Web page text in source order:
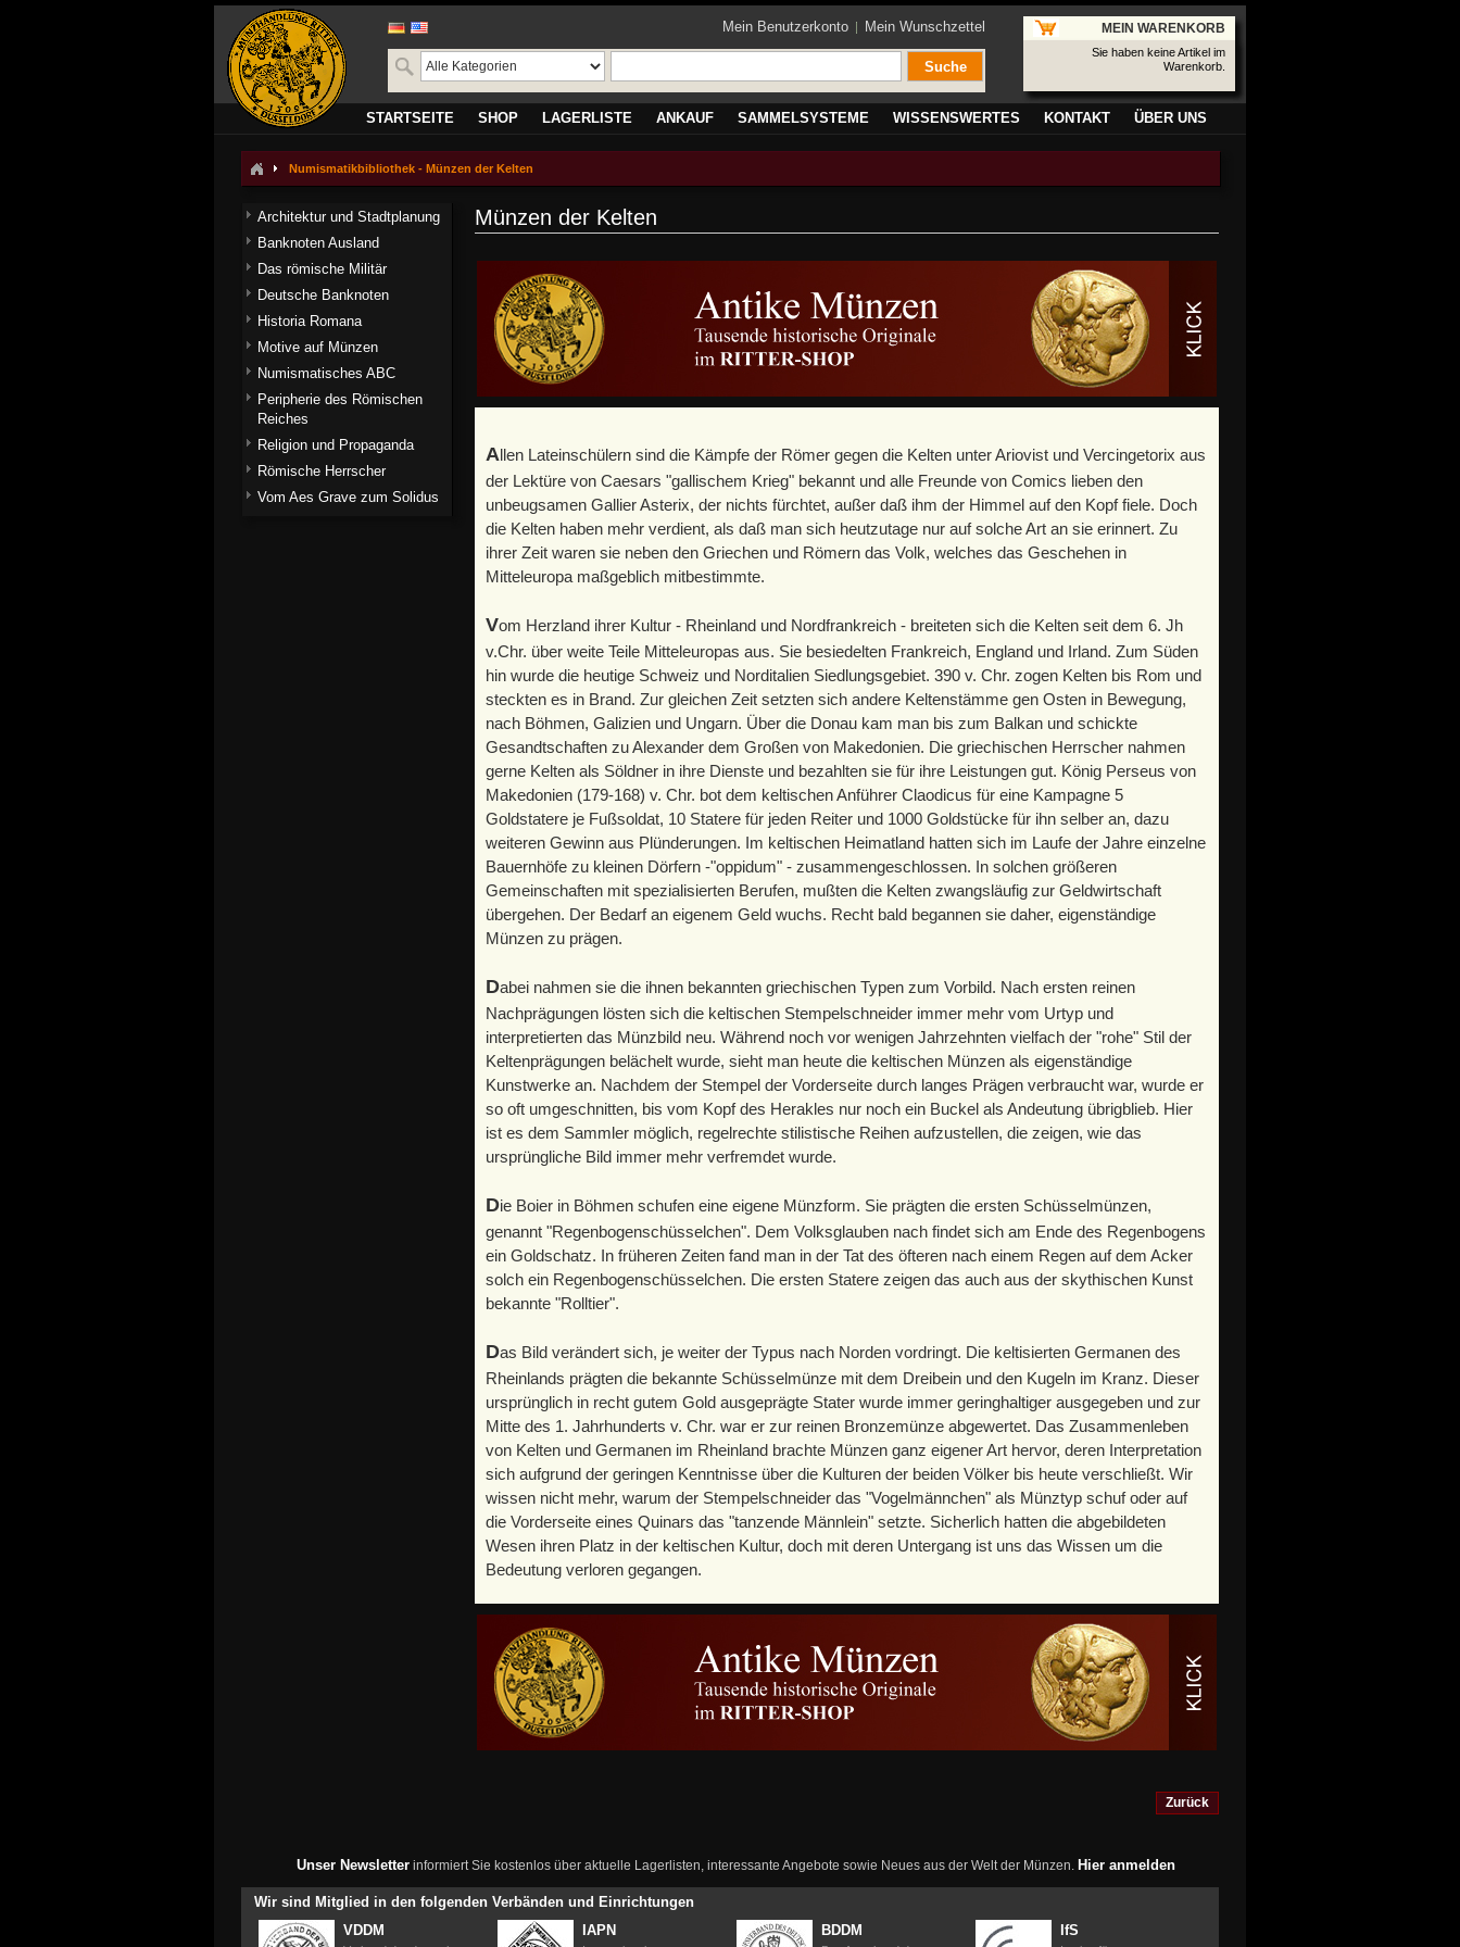
Mein Benutzerkonto Mein Wunschzettel
Suche
MEIN WARENKORB
Sie haben keine Artikel im
Warenkorb.
STARTSEITE SHOP LAGERLISTE ANKAUF SAMMELSYSTEME WISSENSWERTES KONTAKT ÜBER UNS
Numismatikbibliothek - Münzen der Kelten
Münzen der Kelten
A llen Lateinschülern sind die Kämpfe der Römer gegen die Kelten unter Ariovist und Vercingetorix aus
der Lektüre von Caesars "gallischem Krieg" bekannt und alle Freunde von Comics lieben den
unbeugsamen Gallier Asterix, der nichts fürchtet, außer daß ihm der Himmel auf den Kopf fiele. Doch
die Kelten haben mehr verdient, als daß man sich heutzutage nur auf solche Art an sie erinnert. Zu
ihrer Zeit waren sie neben den Griechen und Römern das Volk, welches das Geschehen in
Mitteleuropa maßgeblich mitbestimmte.
Vom Herzland ihrer Kultur - Rheinland und Nordfrankreich - breiteten sich die Kelten seit dem 6. Jh
v.Chr. über weite Teile Mitteleuropas aus. Sie besiedelten Frankreich, England und Irland. Zum Süden
hin wurde die heutige Schweiz und Norditalien Siedlungsgebiet. 390 v. Chr. zogen Kelten bis Rom und
steckten es in Brand. Zur gleichen Zeit setzten sich andere Keltenstämme gen Osten in Bewegung,
nach Böhmen, Galizien und Ungarn. Über die Donau kam man bis zum Balkan und schickte
Gesandtschaften zu Alexander dem Großen von Makedonien. Die griechischen Herrscher nahmen
gerne Kelten als Söldner in ihre Dienste und bezahlten sie für ihre Leistungen gut. König Perseus von
Makedonien (179-168) v. Chr. bot dem keltischen Anführer Claodicus für eine Kampagne 5
Goldstatere je Fußsoldat, 10 Statere für jeden Reiter und 1000 Goldstücke für ihn selber an, dazu
weiteren Gewinn aus Plünderungen. Im keltischen Heimatland hatten sich im Laufe der Jahre einzelne
Bauernhöfe zu kleinen Dörfern -"oppidum" - zusammengeschlossen. In solchen größeren
Gemeinschaften mit spezialisierten Berufen, mußten die Kelten zwangsläufig zur Geldwirtschaft
übergehen. Der Bedarf an eigenem Geld wuchs. Recht bald begannen sie daher, eigenständige
Münzen zu prägen.
Dabei nahmen sie die ihnen bekannten griechischen Typen zum Vorbild. Nach ersten reinen
Nachprägungen lösten sich die keltischen Stempelschneider immer mehr vom Urtyp und
interpretierten das Münzbild neu. Während noch vor wenigen Jahrzehnten vielfach der "rohe" Stil der
Keltenprägungen belächelt wurde, sieht man heute die keltischen Münzen als eigenständige
Kunstwerke an. Nachdem der Stempel der Vorderseite durch langes Prägen verbraucht war, wurde er
so oft umgeschnitten, bis vom Kopf des Herakles nur noch ein Buckel als Andeutung übrigblieb. Hier
ist es dem Sammler möglich, regelrechte stilistische Reihen aufzustellen, die zeigen, wie das
ursprüngliche Bild immer mehr verfremdet wurde.
Die Boier in Böhmen schufen eine eigene Münzform. Sie prägten die ersten Schüsselmünzen,
genannt "Regenbogenschüsselchen". Dem Volksglauben nach findet sich am Ende des Regenbogens
ein Goldschatz. In früheren Zeiten fand man in der Tat des öfteren nach einem Regen auf dem Acker
solch ein Regenbogenschüsselchen. Die ersten Statere zeigen das auch aus der skythischen Kunst
bekannte "Rolltier".
Das Bild verändert sich, je weiter der Typus nach Norden vordringt. Die keltisierten Germanen des
Rheinlands prägten die bekannte Schüsselmünze mit dem Dreibein und den Kugeln im Kranz. Dieser
ursprünglich in recht gutem Gold ausgeprägte Stater wurde immer geringhaltiger ausgegeben und zur
Mitte des 1. Jahrhunderts v. Chr. war er zur reinen Bronzemünze abgewertet. Das Zusammenleben
von Kelten und Germanen im Rheinland brachte Münzen ganz eigener Art hervor, deren Interpretation
sich aufgrund der geringen Kenntnisse über die Kulturen der beiden Völker bis heute verschließt. Wir
wissen nicht mehr, warum der Stempelschneider das "Vogelmännchen" als Münztyp schuf oder auf
die Vorderseite eines Quinars das "tanzende Männlein" setzte. Sicherlich hatten die abgebildeten
Wesen ihren Platz in der keltischen Kultur, doch mit deren Untergang ist uns das Wissen um die
Bedeutung verloren gegangen.
Zurück
Architektur und Stadtplanung
Banknoten Ausland
Das römische Militär
Deutsche Banknoten
Historia Romana
Motive auf Münzen
Numismatisches ABC
Peripherie des Römischen
Reiches
Religion und Propaganda
Römische Herrscher
Vom Aes Grave zum Solidus
Unser Newsletterinformiert Sie kostenlos über aktuelle Lagerlisten, interessante Angebote sowie Neues aus der Welt der Münzen. Hier anmelden
Wir sind Mitglied in den folgenden Verbänden und Einrichtungen
VDDM
IAPN BDDM IfS